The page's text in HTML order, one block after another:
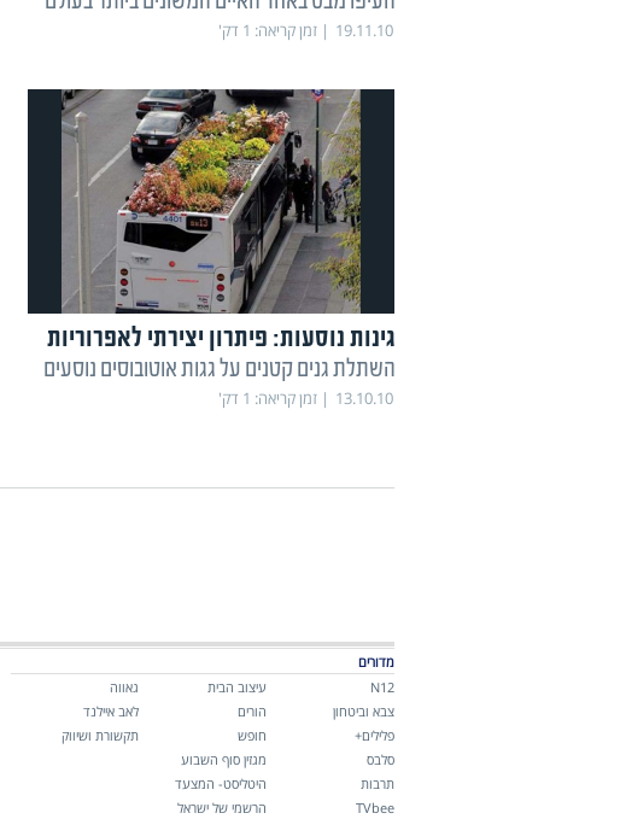
19.11.10 זמן קריאה: 1 דק'
גינות נוסעות: פיתרון יצירתי לאפרוריות
השתלת גנים קטנים על גגות אוטובוסים נוסעים
13.10.10 זמן קריאה: 1 דק'
מדורים
N12
צבא וביטחון
פלילים+
סלבס
תרבות
TVbee
עיצוב הבית
הורים
חופש
מגזין סוף השבוע
היטליסט- המצעד
הרשמי של ישראל
גאווה
לאב איילנד
תקשורת ושיווק